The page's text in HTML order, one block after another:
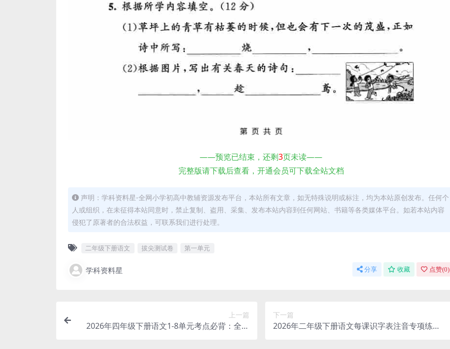
——预览已结束，还剩3页未读——
完整版请下载后查看，开通会员可下载全站文档
声明：学科资料星-全网小学初高中教辅资源发布平台，本站所有文章，如无特殊说明或标注，均为本站原创发布。任何个
人或组织，在未征得本站同意时，禁止复制、盗用、采集、发布本站内容到任何网站、书籍等各类媒体平台。如若本站内容
侵犯了原著者的合法权益，可联系我们进行处理。
二年级下册语文 拔尖测试卷 第一单元
学科资料星 分享 收藏 点赞(0)
上一篇
2026年四年级下册语文1-8单元考点必背：全册
下一篇
2026年二年级下册语文每课识字表注音专项练习